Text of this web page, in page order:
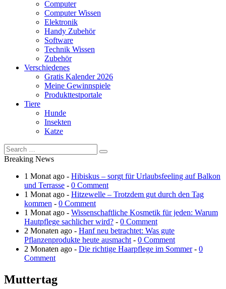
Computer
Computer Wissen
Elektronik
Handy Zubehör
Software
Technik Wissen
Zubehör
Verschiedenes
Gratis Kalender 2026
Meine Gewinnspiele
Produkttestportale
Tiere
Hunde
Insekten
Katze
Breaking News
1 Monat ago - Hibiskus – sorgt für Urlaubsfeeling auf Balkon
und Terrasse - 0 Comment
1 Monat ago - Hitzewelle – Trotzdem gut durch den Tag
kommen - 0 Comment
1 Monat ago - Wissenschaftliche Kosmetik für jeden: Warum
Hautpflege sachlicher wird? - 0 Comment
2 Monaten ago - Hanf neu betrachtet: Was gute
Pflanzenprodukte heute ausmacht - 0 Comment
2 Monaten ago - Die richtige Haarpflege im Sommer- 0
Comment
Muttertag